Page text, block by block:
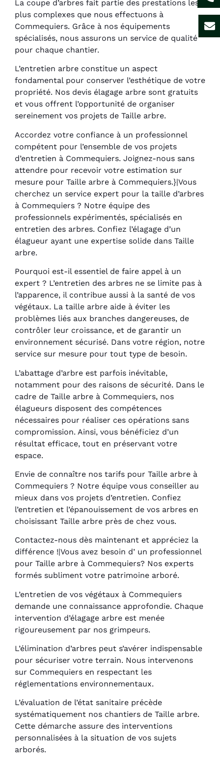
La coupe d’arbres fait partie des prestations les
plus complexes que nous effectuons à
Commequiers. Grâce à nos équipements
spécialisés, nous assurons un service de qualité
pour chaque chantier.
L’entretien arbre constitue un aspect
fondamental pour conserver l’esthétique de votre
propriété. Nos devis élagage arbre sont gratuits
et vous offrent l’opportunité de organiser
sereinement vos projets de Taille arbre.
Accordez votre confiance à un professionnel
compétent pour l’ensemble de vos projets
d’entretien à Commequiers. Joignez-nous sans
attendre pour recevoir votre estimation sur
mesure pour Taille arbre à Commequiers.}|Vous
cherchez un service expert pour la taille d’arbres
à Commequiers ? Notre équipe des
professionnels expérimentés, spécialisés en
entretien des arbres. Confiez l’élagage d’un
élagueur ayant une expertise solide dans Taille
arbre.
Pourquoi est-il essentiel de faire appel à un
expert ? L’entretien des arbres ne se limite pas à
l’apparence, il contribue aussi à la santé de vos
végétaux. La taille arbre aide à éviter les
problèmes liés aux branches dangereuses, de
contrôler leur croissance, et de garantir un
environnement sécurisé. Dans votre région, notre
service sur mesure pour tout type de besoin.
L’abattage d’arbre est parfois inévitable,
notamment pour des raisons de sécurité. Dans le
cadre de Taille arbre à Commequiers, nos
élagueurs disposent des compétences
nécessaires pour réaliser ces opérations sans
compromission. Ainsi, vous bénéficiez d’un
résultat efficace, tout en préservant votre
espace.
Envie de connaître nos tarifs pour Taille arbre à
Commequiers ? Notre équipe vous conseiller au
mieux dans vos projets d’entretien. Confiez
l’entretien et l’épanouissement de vos arbres en
choisissant Taille arbre près de chez vous.
Contactez-nous dès maintenant et appréciez la
différence !|Vous avez besoin d’ un professionnel
pour Taille arbre à Commequiers? Nos experts
formés subliment votre patrimoine arboré.
L’entretien de vos végétaux à Commequiers
demande une connaissance approfondie. Chaque
intervention d’élagage arbre est menée
rigoureusement par nos grimpeurs.
L’élimination d’arbres peut s’avérer indispensable
pour sécuriser votre terrain. Nous intervenons
sur Commequiers en respectant les
réglementations environnementaux.
L’évaluation de l’état sanitaire précède
systématiquement nos chantiers de Taille arbre.
Cette démarche assure des interventions
personnalisées à la situation de vos sujets
arborés.